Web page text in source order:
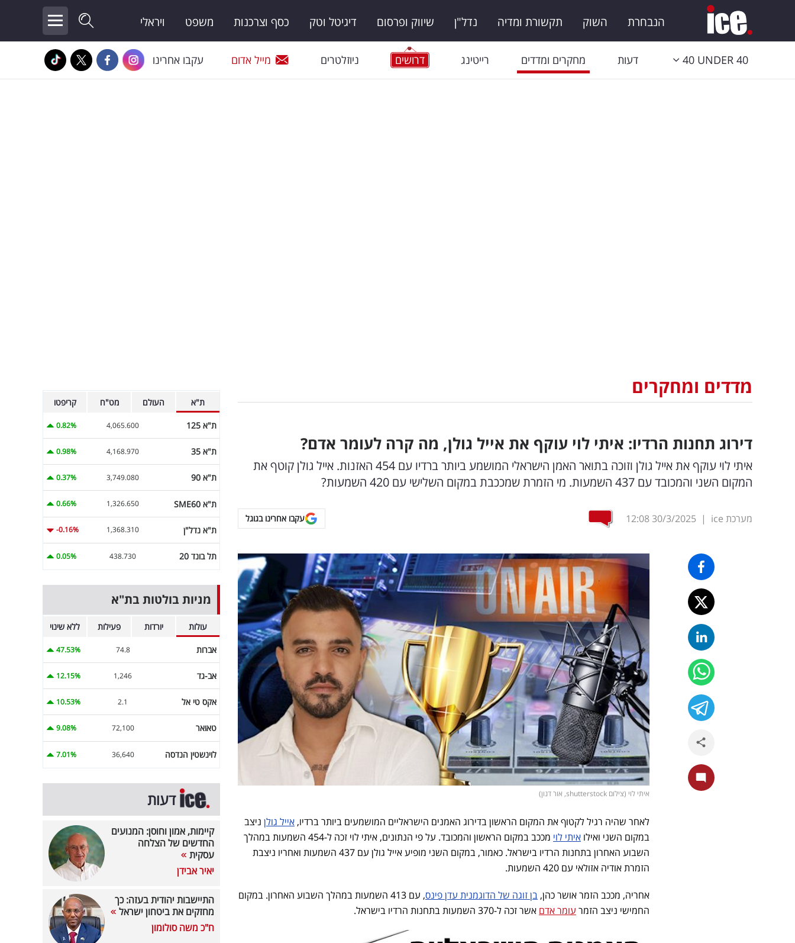
הנבחרת השוק תקשורת ומדיה נדל"ן שיווק ופרסום דיגיטל וטק כסף וצרכנות משפט ויראלי
40 UNDER 40 דעות מחקרים ומדדים רייטינג דרושים ניוזלטרים מייל אדום עקבו אחרינו
מדדים ומחקרים
דירוג תחנות הרדיו: איתי לוי עוקף את אייל גולן, מה קרה לעומר אדם?
איתי לוי עוקף את אייל גולן וזוכה בתואר האמן הישראלי המושמע ביותר ברדיו עם 454 האזנות. אייל גולן קוטף את
המקום השני והמכובד עם 437 השמעות. מי הזמרת שמככבת במקום השלישי עם 420 השמעות?
מערכת ice |
30/3/2025
12:08 עקבו אחרינו בגוגל
איתי לוי (צילום shutterstock, אור דנון)
לאחר שהיה רגיל לקטוף את המקום הראשון בדירוג האמנים הישראליים המושמעים ביותר ברדיו, אייל גולן ניצב
במקום השני ואילו איתי לוי
מככב במקום הראשון והמכובד. על פי הנתונים, איתי לוי זכה ל-454 השמעות במהלך
השבוע האחרון בתחנות הרדיו בישראל. כאמור, במקום השני מופיע אייל גולן עם 437 השמעות ואחריו ניצבת
הזמרת אודיה אזולאי עם 420 השמעות.
אחריה, מככב הזמר אושר כהן, בן זוגה של הדוגמנית עדן פינס
, עם 413 השמעות במהלך השבוע האחרון. במקום
החמישי ניצב הזמר עומר אדם אשר זכה ל-370 השמעות בתחנות הרדיו בישראל.
ת"א העולם מט"ח קריפטו
ת"א 125 4,065.600
0.82%
ת"א 35 4,168.970
0.98%
ת"א 90 3,749.080
0.37%
ת"א SME60 1,326.650
0.66%
ת"א נדל"ן 1,368.310
-0.16%
תל בונד 20 438.730
0.05%
מניות בולטות בת"א
עולות יורדות פעילות ללא שינוי
אברות 74.8
47.53%
אב-גד 1,246
12.15%
אקס טי אל 2.1
10.53%
טאואר 72,100
9.08%
לוינשטין הנדסה 36,640
7.01%
דעות
קיימות, אמון וחוסן: המנועים
החדשים של הצלחה
עסקית
יאיר אבידן
התיישבות יהודית בעזה: כך
מחזקים את ביטחון ישראל
ח"כ משה סולומון